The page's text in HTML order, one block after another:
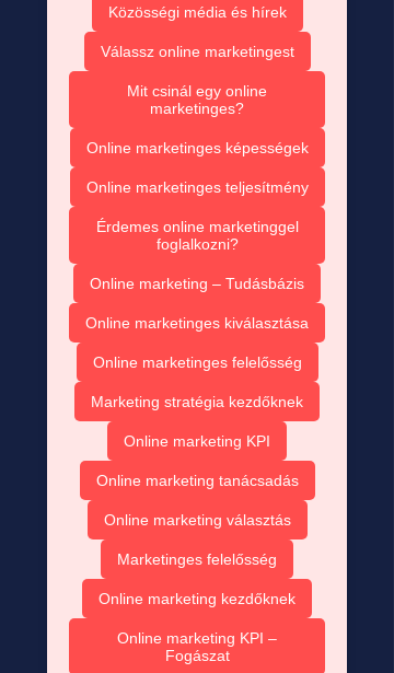
Közösségi média és hírek
Válassz online marketingest
Mit csinál egy online
marketinges?
Online marketinges képességek
Online marketinges teljesítmény
Érdemes online marketinggel
foglalkozni?
Online marketing – Tudásbázis
Online marketinges kiválasztása
Online marketinges felelősség
Marketing stratégia kezdőknek
Online marketing KPI
Online marketing tanácsadás
Online marketing választás
Marketinges felelősség
Online marketing kezdőknek
Online marketing KPI –
Fogászat